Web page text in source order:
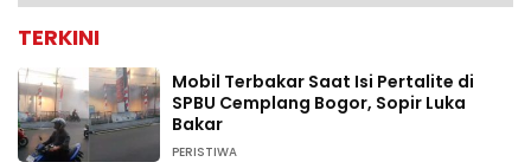
TERKINI
Mobil Terbakar Saat Isi Pertalite di
SPBU Cemplang Bogor, Sopir Luka
Bakar
PERISTIWA